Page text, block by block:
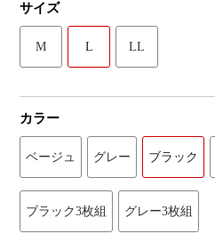
サイズ
M L LL
カラー
ベージュ グレー ブラック
ブラック3枚組 グレー3枚組